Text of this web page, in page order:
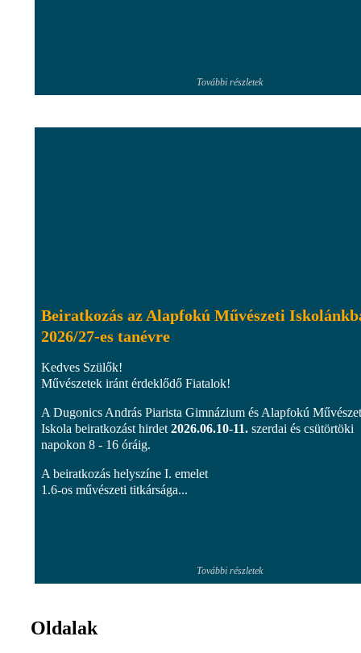
További részletek
Beiratkozás az Alapfokú Művészeti
2026/27-es tanévre
Kedves Szülők!
Művészetek iránt érdeklődő Fiatalok!
A Dugonics András Piarista Gimnázium és Alapfokú
Iskola beiratkozást hirdet 2026.06.10-11. szerdai és csütörtöki
napokon 8 - 16 óráig.
A beiratkozás helyszíne I. emelet
1.6-os művészeti titkársága...
További részletek
Oldalak